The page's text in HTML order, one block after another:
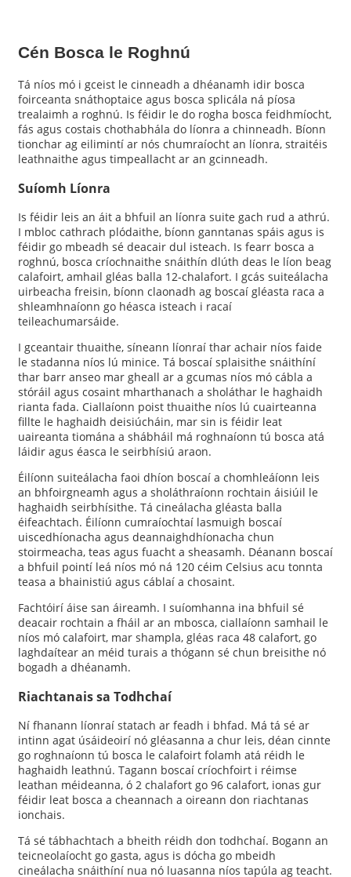
Cén Bosca le Roghnú
Tá níos mó i gceist le cinneadh a dhéanamh idir bosca
foirceanta snáthoptaice agus bosca splicála ná píosa
trealaimh a roghnú. Is féidir le do rogha bosca feidhmíocht,
fás agus costais chothabhála do líonra a chinneadh. Bíonn
tionchar ag eilimintí ar nós chumraíocht an líonra, straitéis
leathnaithe agus timpeallacht ar an gcinneadh.
Suíomh Líonra
Is féidir leis an áit a bhfuil an líonra suite gach rud a athrú.
I mbloc cathrach plódaithe, bíonn ganntanas spáis agus is
féidir go mbeadh sé deacair dul isteach. Is fearr bosca a
roghnú, bosca críochnaithe snáithín dlúth deas le líon beag
calafoirt, amhail gléas balla 12-chalafort. I gcás suiteálacha
uirbeacha freisin, bíonn claonadh ag boscaí gléasta raca a
shleamhnaíonn go héasca isteach i racaí
teileachumarsáide.
I gceantair thuaithe, síneann líonraí thar achair níos faide
le stadanna níos lú minice. Tá boscaí splaisithe snáithíní
thar barr anseo mar gheall ar a gcumas níos mó cábla a
stóráil agus cosaint mharthanach a sholáthar le haghaidh
rianta fada. Ciallaíonn poist thuaithe níos lú cuairteanna
fillte le haghaidh deisiúcháin, mar sin is féidir leat
uaireanta tiomána a shábháil má roghnaíonn tú bosca atá
láidir agus éasca le seirbhísiú araon.
Éilíonn suiteálacha faoi dhíon boscaí a chomhleáíonn leis
an bhfoirgneamh agus a sholáthraíonn rochtain áisiúil le
haghaidh seirbhísithe. Tá cineálacha gléasta balla
éifeachtach. Éilíonn cumraíochtaí lasmuigh boscaí
uiscedhíonacha agus deannaighdhíonacha chun
stoirmeacha, teas agus fuacht a sheasamh. Déanann boscaí
a bhfuil pointí leá níos mó ná 120 céim Celsius acu tonnta
teasa a bhainistiú agus cáblaí a chosaint.
Fachtóirí áise san áireamh. I suíomhanna ina bhfuil sé
deacair rochtain a fháil ar an mbosca, ciallaíonn samhail le
níos mó calafoirt, mar shampla, gléas raca 48 calafort, go
laghdaítear an méid turais a thógann sé chun breisithe nó
bogadh a dhéanamh.
Riachtanais sa Todhchaí
Ní fhanann líonraí statach ar feadh i bhfad. Má tá sé ar
intinn agat úsáideoirí nó gléasanna a chur leis, déan cinnte
go roghnaíonn tú bosca le calafoirt folamh atá réidh le
haghaidh leathnú. Tagann boscaí críochfoirt i réimse
leathan méideanna, ó 2 chalafort go 96 calafort, ionas gur
féidir leat bosca a cheannach a oireann don riachtanas
ionchais.
Tá sé tábhachtach a bheith réidh don todhchaí. Bogann an
teicneolaíocht go gasta, agus is dócha go mbeidh
cineálacha snáithíní nua nó luasanna níos tapúla ag teacht.